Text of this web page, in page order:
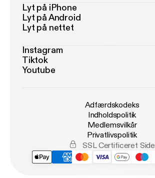
Lyt på iPhone
Lyt på Android
Lyt på nettet
Instagram
Tiktok
Youtube
Adfærdskodeks
Indholdspolitik
Medlemsvilkår
Privatlivspolitik
SSL Certificeret Side